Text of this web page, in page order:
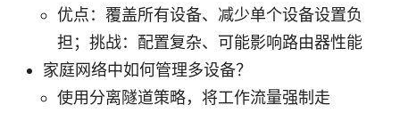
优点：覆盖所有设备、减少单个设备设置负
担；挑战：配置复杂、可能影响路由器性能
家庭网络中如何管理多设备？
使用分离隧道策略，将工作流量强制走